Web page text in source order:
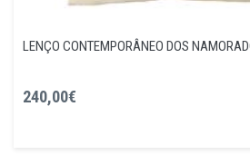
LENÇO CONTEMPORÂNEO DOS
240,00€